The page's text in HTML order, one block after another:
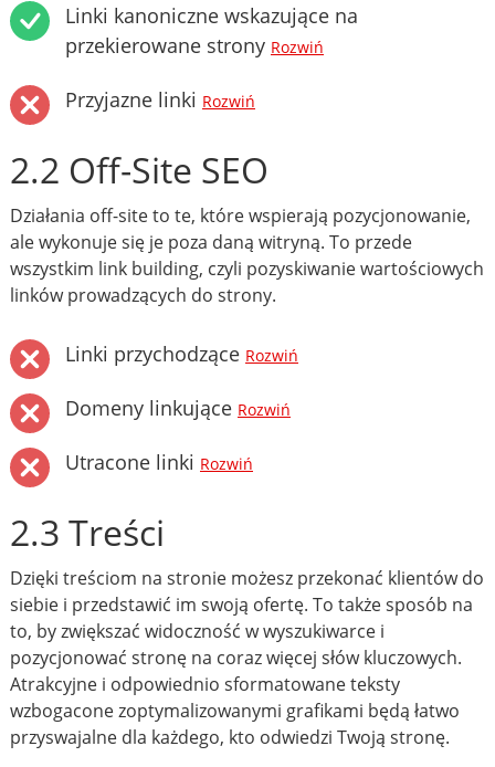
Linki kanoniczne wskazujące na
przekierowane strony Rozwiń
Przyjazne linki Rozwiń
2.2 Off-Site SEO
Działania off-site to te, które wspierają pozycjonowanie,
ale wykonuje się je poza daną witryną. To przede
wszystkim link building, czyli pozyskiwanie wartościowych
linków prowadzących do strony.
Linki przychodzące Rozwiń
Domeny linkujące Rozwiń
Utracone linki Rozwiń
2.3 Treści
Dzięki treściom na stronie możesz przekonać klientów do
siebie i przedstawić im swoją ofertę. To także sposób na
to, by zwiększać widoczność w wyszukiwarce i
pozycjonować stronę na coraz więcej słów kluczowych.
Atrakcyjne i odpowiednio sformatowane teksty
wzbogacone zoptymalizowanymi grafikami będą łatwo
przyswajalne dla każdego, kto odwiedzi Twoją stronę.